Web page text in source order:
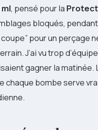
, pensé pour la
bloqués,
pour un perçage
J’ai vu trop
gagner la matinée.
chaque bombe serve